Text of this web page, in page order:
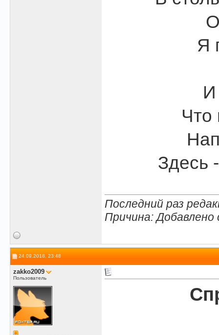
Я
И
Что
Здесь
Последний раз
Причина:
24.09.2018, 23:48
zakko2009
Пользователь